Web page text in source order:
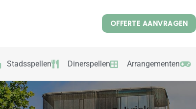
OFFERTE AANVRAGEN
Stadsspellen Dinerspellen Arrangementen